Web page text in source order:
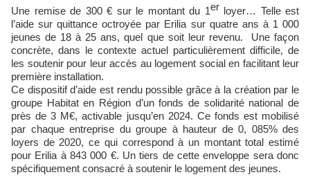
Une remise de 300 € sur le montant du 1er loyer… Telle est
l’aide sur quittance octroyée par Erilia sur quatre ans à 1 000
jeunes de 18 à 25 ans, quel que soit leur revenu. Une façon
concrète, dans le contexte actuel particulièrement difficile, de
les soutenir pour leur accès au logement social en facilitant leur
première installation.
Ce dispositif d’aide est rendu possible grâce à la création par le
groupe Habitat en Région d’un fonds de solidarité national de
près de 3 M€, activable jusqu’en 2024. Ce fonds est mobilisé
par chaque entreprise du groupe à hauteur de 0, 085% des
loyers de 2020, ce qui correspond à un montant total estimé
pour Erilia à 843 000 €. Un tiers de cette enveloppe sera donc
spécifiquement consacré à soutenir le logement des jeunes.